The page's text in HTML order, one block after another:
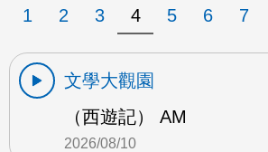
1 2 3 4 5 6 7
文學大觀園
（西遊記） AM
2026/08/10